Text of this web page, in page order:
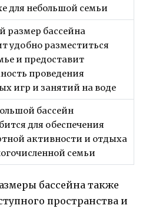
для небольшой семьи
размер бассейна
удобно разместиться
и предоставит
проведения
игр и занятий на воде
бассейн
для обеспечения
активности и отдыха
семьи
бассейна также
пространства и